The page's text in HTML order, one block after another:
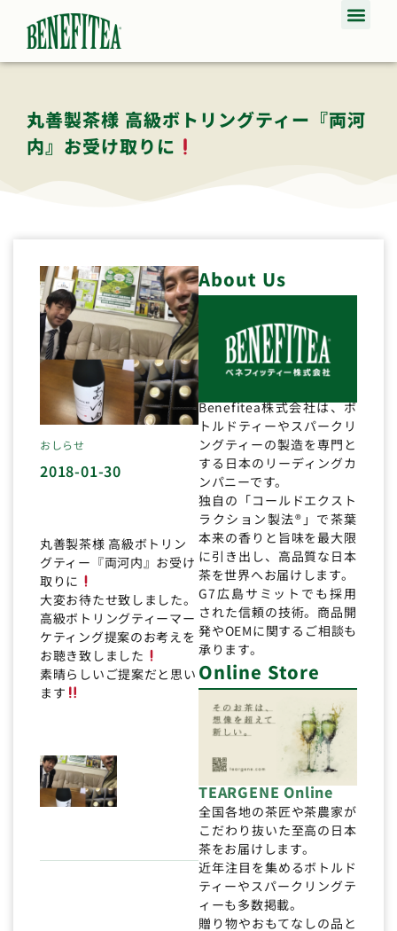
丸善製茶様 高級ボトリングティー『両河
内』お受け取りに
おしらせ
2018-01-30
丸善製茶様 高級ボトリン
グティー『両河内』お受け
取りに
大変お待たせ致しました。
高級ボトリングティーマー
ケティング提案のお考えを
お聴き致しました
素晴らしいご提案だと思い
ます
About Us
Benefitea株式会社は、ボ
トルドティーやスパークリ
ングティーの製造を専門と
する日本のリーディングカ
ンパニーです。
独自の「コールドエクスト
ラクション製法®」で茶葉
本来の香りと旨味を最大限
に引き出し、高品質な日本
茶を世界へお届けします。
G7広島サミットでも採用
された信頼の技術。商品開
発やOEMに関するご相談も
承ります。
Online Store
TEARGENE Online
全国各地の茶匠や茶農家が
こだわり抜いた至高の日本
茶をお届けします。
近年注目を集めるボトルド
ティーやスパークリングテ
ィーも多数掲載。
贈り物やおもてなしの品と